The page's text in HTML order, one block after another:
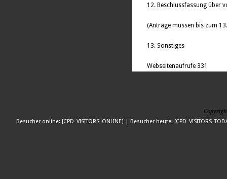
12. Beschlussfassung über
(Anträge müssen bis zum
13. Sonstiges
Webseitenaufrufe 331
Besucher online: [CPD_VISITORS_ONLINE] | Besucher heute: